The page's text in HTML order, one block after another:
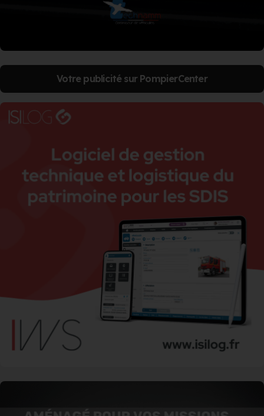
Votre publicité sur PompierCenter